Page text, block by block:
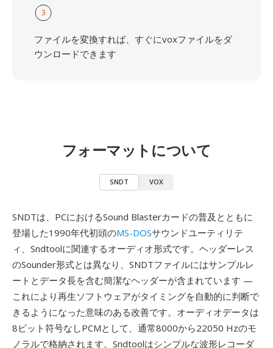
3
ファイルを変換すれば、すぐにvoxファイルをダ
ウンロードできます
フォーマットについて
SNDT VOX
SNDTは、PCにおけるSound Blasterカードの普及とともに
登場した1990年代初頭のMS-DOSサウンドユーティリテ
ィ、Sndtoolに関連するオーディオ形式です。ヘッダーレス
のSounder形式とは異なり、SNDTファイルにはサンプルレ
ートとデータ長を含む簡潔なヘッダーが含まれています —
これにより再生ソフトウェアがタイミングを自動的に判断で
きるようになった意味のある改善です。オーディオデータは
8ビット符号なしPCMとして、通常8000から22050 Hzのモ
ノラルで格納されます。Sndtoolはシンプルな波形レコーダ